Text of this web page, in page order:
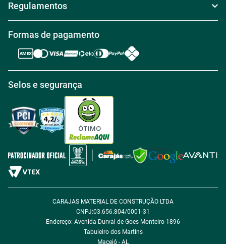
Nossas Lojas
Trabalhe conosco
Central de atendimento
Política de Troca
Política de Reembolso
Política de Entrega
Política de Privacidade
Política de Cookie
Política de Desconto
Fale com encarregado de dados
Regulamentos
Regras de Desconto
Regulamento Aniversário Premiado
Formas de pagamento
Selos e segurança
ÓTIMO
CARAJAS MATERIAL DE CONSTRUÇÃO LTDA
CNPJ:03.656.804/0001-31
Endereço: Avenida Durval de Goes Monteiro 1896
Tabuleiro dos Martins
Maceió - AL